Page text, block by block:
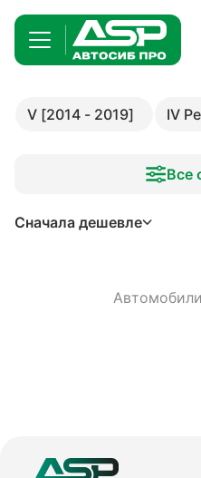
V [2014 - 2019] IV
Все
Сначала дешевле